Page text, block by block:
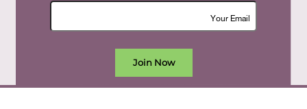
Join Now